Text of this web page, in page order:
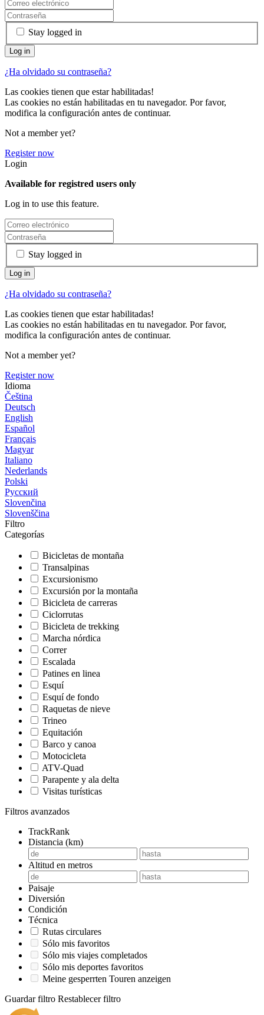
Stay logged in
¿Ha olvidado su contraseña?
Las cookies tienen que estar habilitadas!
Las cookies no están habilitadas en tu navegador. Por favor,
modifica la configuración antes de continuar.
Not a member yet?
Register now
Login
Available for registred users only
Log in to use this feature.
Stay logged in
¿Ha olvidado su contraseña?
Las cookies tienen que estar habilitadas!
Las cookies no están habilitadas en tu navegador. Por favor,
modifica la configuración antes de continuar.
Not a member yet?
Register now
Idioma
Čeština
Deutsch
English
Español
Français
Magyar
Italiano
Nederlands
Polski
Русский
Slovenčina
Slovenščina
Filtro
Categorías
Bicicletas de montaña
Transalpinas
Excursionismo
Excursión por la montaña
Bicicleta de carreras
Ciclorrutas
Bicicleta de trekking
Marcha nórdica
Correr
Escalada
Patines en linea
Esquí
Esquí de fondo
Raquetas de nieve
Trineo
Equitación
Barco y canoa
Motocicleta
ATV-Quad
Parapente y ala delta
Visitas turísticas
Filtros avanzados
TrackRank
Distancia (km)
Altitud en metros
Paisaje
Diversión
Condición
Técnica
Rutas circulares
Sólo mis favoritos
Sólo mis viajes completados
Sólo mis deportes favoritos
Meine gesperrten Touren anzeigen
Guardar filtro Restablecer filtro